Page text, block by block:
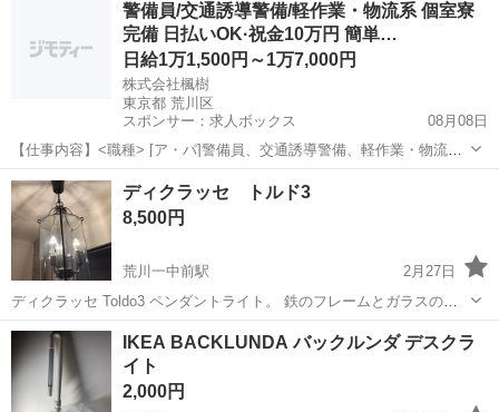
警備員/交通誘導警備/軽作業・物流系 個室寮
完備 日払いOK·祝金10万円 簡単…
日給1万1,500円～1万7,000円
株式会社楓樹
東京都 荒川区
スポンサー：求人ボックス
08月08日
【仕事内容】<職種> [ア・パ]警備員、交通誘導警備、軽作業・物流そ
の他 <雇用形態> アルバイト・パート <給与> [ア・パ]日給11,500円～
17,000円 交通費:全額支給 現場は23区を中心に多数ございます! 交通費
も支...
アルバイト・パート
ディクラッセ トルド3
8,500円
荒川一中前駅
2月27日
ディクラッセ Toldo3 ペンダントライト。 鉄のフレームとガラスの素
材です。 廃盤の商品なのかネットで探してもあまり見つからないで
す。 サイズ（約）※チェーンを除く 幅／２４．５×奥行／２４．０×
高さ／４８．...
東京 荒川区 荒川一中前駅 照明器具 ディクラッセ
IKEA BACKLUNDA バックルンダ デスクラ
イト
2,000円